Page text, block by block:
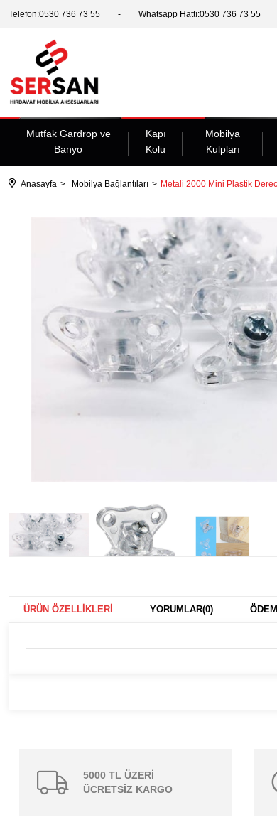
Telefon:0530 736 73 55 Whatsapp Hattı:0530 736 73 55
Mutfak Gardrop ve
Banyo
Kapı
Kolu
Mobilya
Kulpları
Anasayfa Mobilya Bağlantıları Metali 2000 Mini Plastik
ÜRÜN ÖZELLIKLERI YORUMLAR(0)
5000 TL ÜZERİ
ÜCRETSİZ KARGO